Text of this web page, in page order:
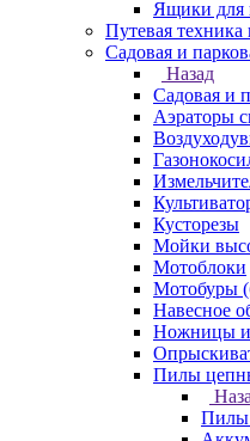
Ящики для
Путевая
Садовая и
Назад
Садовая и
Аэраторы
Кусторезы
Мойки
Мотоблоки
Мотобуры
Навесное
Ножницы и
Пилы
Пилы